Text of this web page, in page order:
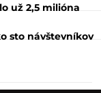
už 2,5 milióna
sto návštevníkov